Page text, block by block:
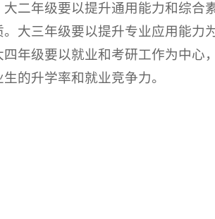
大二年级要以提升通用能力和综合
大三年级要以提升专业应用能
年级要以就业和考研工作为中心
的升学率和就业竞争力。